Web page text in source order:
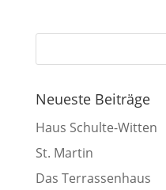
Neueste Beiträge
Haus Schulte-Witten
St. Martin
Das Terrassenhaus